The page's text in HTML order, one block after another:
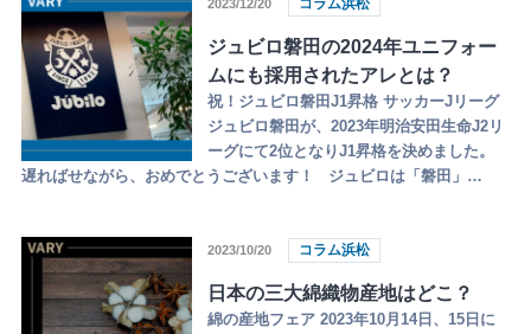
2023/12/20
ジュビロ磐田の2024年ユニフォー
ムにも採用されたアレとは？
祝！ジュビロ磐田J1昇格 サッカーJリーグ
ジュビロ磐田が、2023年明治安田生命J2リ
ーグにて2位となりJ1昇格を決めました。
遅ればせながら、おめでとうございます！ ジュビロは「磐田」…
2023/10/20 コラム浜松
日本の三大綿織物産地はどこ？
綿の産地フェア 2023年10月14日、15日に